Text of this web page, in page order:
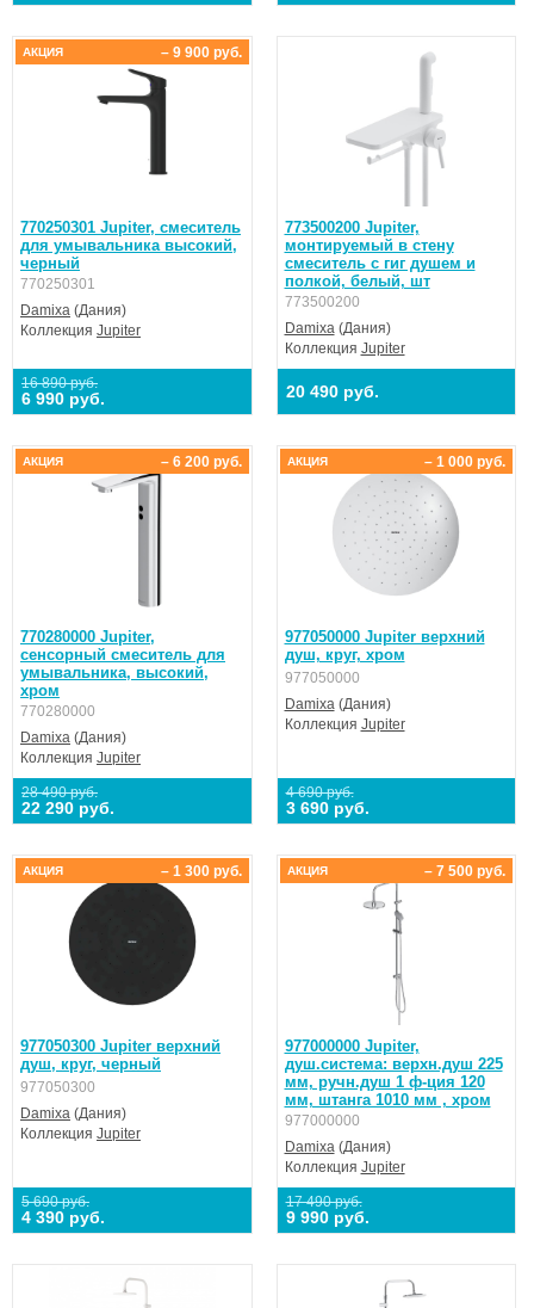
770250301 Jupiter, смеситель
для умывальника высокий,
черный
770250301
Damixa (Дания)
Коллекция Jupiter
16 890 руб.
6 990 руб.
– 9 900 руб.
АКЦИЯ
773500200 Jupiter,
монтируемый в стену
смеситель с гиг душем и
полкой, белый, шт
773500200
Damixa(Дания)
Коллекция Jupiter
20 490 руб.
770280000 Jupiter,
cенсорный смеситель для
умывальника, высокий,
хром
770280000
Damixa (Дания)
Коллекция Jupiter
28 490 руб.
22 290 руб.
– 6 200 руб.
АКЦИЯ
977050000 Jupiter верхний
душ, круг, хром
977050000
Damixa(Дания)
Коллекция Jupiter
4 690 руб.
3 690 руб.
– 1 000 руб.
АКЦИЯ
977050300 Jupiter верхний
душ, круг, черный
977050300
Damixa (Дания)
Коллекция Jupiter
5 690 руб.
4 390 руб.
– 1 300 руб.
АКЦИЯ
977000000 Jupiter,
душ.система: верхн.душ 225
мм, ручн.душ 1 ф-ция 120
мм, штанга 1010 мм , хром
977000000
Damixa(Дания)
Коллекция Jupiter
17 490 руб.
9 990 руб.
– 7 500 руб.
АКЦИЯ